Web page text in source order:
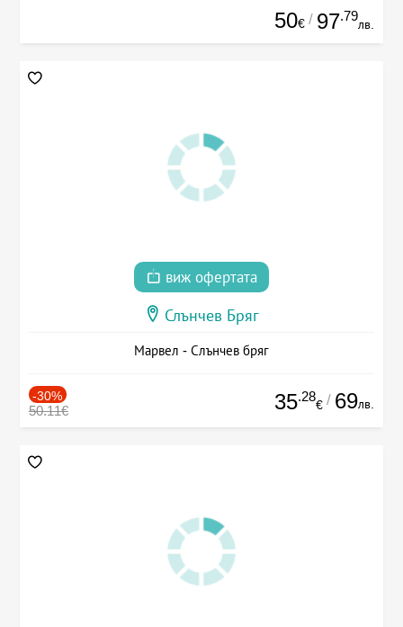
50€ / 97.79
лв.
виж офертата
Слънчев Бряг
Марвел - Слънчев бряг
-30%
50.11€ 35.28
€ / 69лв.